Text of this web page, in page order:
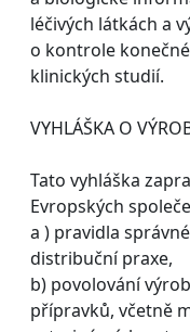
léčivých látkách a
o kontrole
klinických studií.
VYHLÁŠKA O
Tato vyhláška
Evropských
a ) pravidla
distribuční praxe,
b) povolování
přípravků, včetně